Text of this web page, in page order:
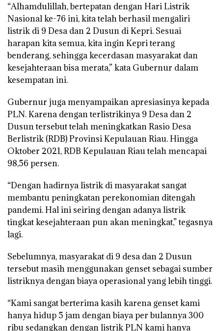
“Alhamdulillah, bertepatan dengan Hari Listrik
Nasional ke-76 ini, kita telah berhasil mengaliri
listrik di 9 Desa dan 2 Dusun di Kepri. Sesuai
harapan kita semua, kita ingin Kepri terang
benderang, sehingga kecerdasan masyarakat dan
kesejahteraan bisa merata,” kata Gubernur dalam
kesempatan ini.
Gubernur juga menyampaikan apresiasinya kepada
PLN. Karena dengan terlistrikinya 9 Desa dan 2
Dusun tersebut telah meningkatkan Rasio Desa
Berlistrik (RDB) Provinsi Kepulauan Riau. Hingga
Oktober 2021, RDB Kepulauan Riau telah mencapai
98,56 persen.
“Dengan hadirnya listrik di masyarakat sangat
membantu peningkatan perekonomian ditengah
pandemi. Hal ini seiring dengan adanya listrik
tingkat kesejahteraan pun akan meningkat,” tegasnya
lagi.
Sebelumnya, masyarakat di 9 desa dan 2 Dusun
tersebut masih menggunakan genset sebagai sumber
listriknya dengan biaya operasional yang lebih tinggi.
“Kami sangat berterima kasih karena genset kami
hanya hidup 5 jam dengan biaya per bulannya 300
ribu sedangkan dengan listrik PLN kami hanya